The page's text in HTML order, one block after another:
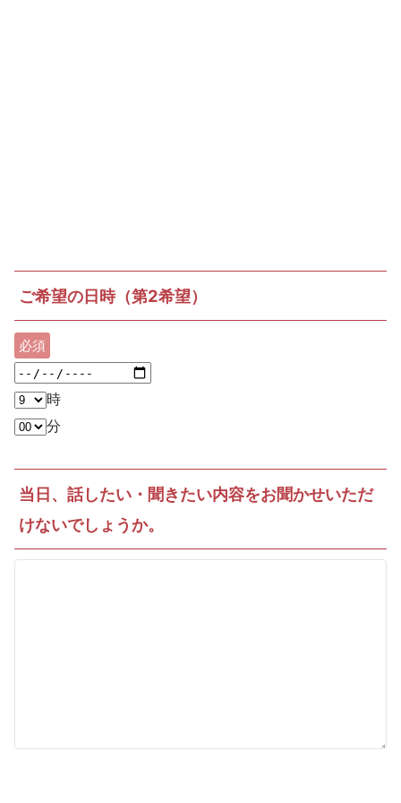
ご希望の日時（第2希望）
必須
時
分
当日、話したい・聞きたい内容をお聞かせいただ
けないでしょうか。